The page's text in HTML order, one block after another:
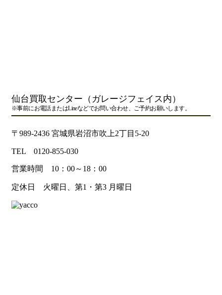
仙台買取センター（ガレージフェイス内）
※事前にお電話またはLineなどでお問い合わせ、ご予約お願いします。
〒989-2436 宮城県岩沼市吹上2丁目5-20
TEL 0120-855-030
営業時間 10：00～18：00
定休日 火曜日、第1・第3 月曜日